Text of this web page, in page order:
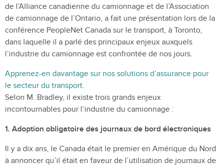
de l’Alliance canadienne du camionnage et de l’Association
de camionnage de l’Ontario, a fait une présentation lors de la
conférence PeopleNet Canada sur le transport, à Toronto,
dans laquelle il a parlé des principaux enjeux auxquels
l’industrie du camionnage est confrontée de nos jours.
Apprenez-en davantage sur nos solutions d’assurance pour
le secteur du transport.
Selon M. Bradley, il existe trois grands enjeux
incontournables pour l’industrie du camionnage :
1. Adoption obligatoire des journaux de bord électroniques
Il y a dix ans, le Canada était le premier en Amérique du Nord
à annoncer qu’il était en faveur de l’utilisation de journaux de